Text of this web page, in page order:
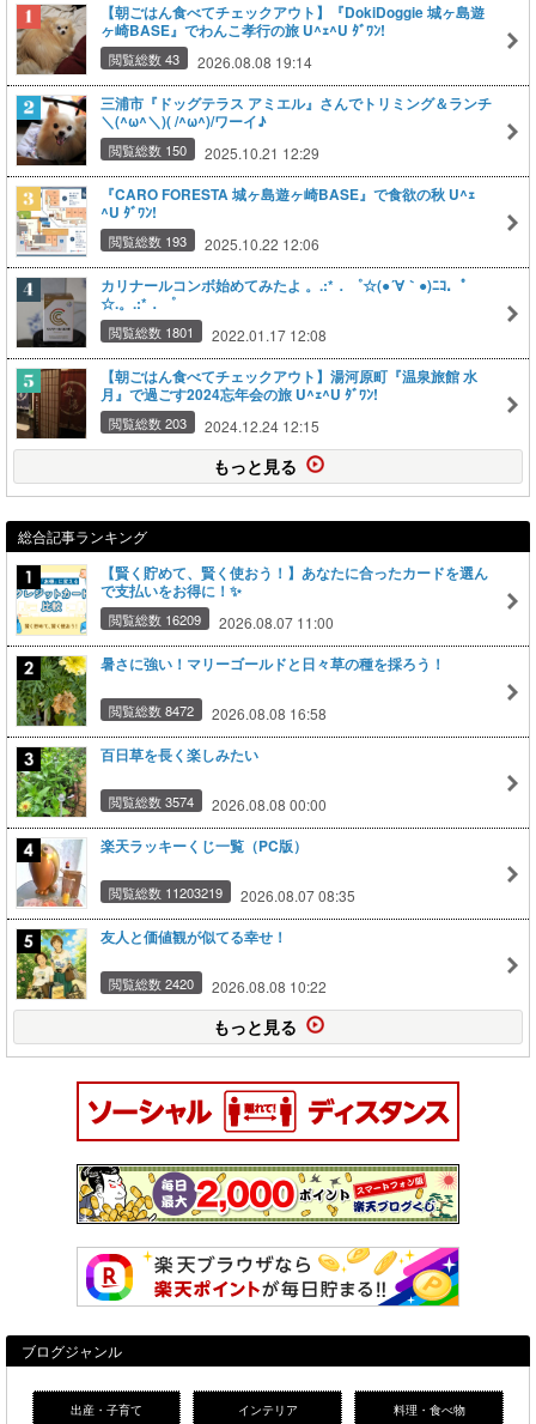
【朝ごはん食べてチェックアウト】『DokiDoggie 城ヶ島遊
ヶ崎BASE』でわんこ孝行の旅 U^ｪ^U ﾀﾞﾜﾝ!
閲覧総数 43 2026.08.08 19:14
三浦市『ドッグテラス アミエル』さんでトリミング＆ランチ
＼(^ω^＼)( /^ω^)/ワーイ♪
閲覧総数 150 2025.10.21 12:29
『CARO FORESTA 城ヶ島遊ヶ崎BASE』で食欲の秋 U^ｪ
^U ﾀﾞﾜﾝ!
閲覧総数 193 2025.10.22 12:06
カリナールコンボ始めてみたよ 。.:*．゜☆(●´∀｀●)ﾆｺ．゜
☆.。.:*．゜
閲覧総数 1801 2022.01.17 12:08
【朝ごはん食べてチェックアウト】湯河原町『温泉旅館 水
月』で過ごす2024忘年会の旅 U^ｪ^U ﾀﾞﾜﾝ!
閲覧総数 203 2024.12.24 12:15
もっと見る
総合記事ランキング
【賢く貯めて、賢く使おう！】あなたに合ったカードを選ん
で支払いをお得に！✨
閲覧総数 16209 2026.08.07 11:00
暑さに強い！マリーゴールドと日々草の種を採ろう！
閲覧総数 8472 2026.08.08 16:58
百日草を長く楽しみたい
閲覧総数 3574 2026.08.08 00:00
楽天ラッキーくじ一覧（PC版）
閲覧総数 11203219 2026.08.07 08:35
友人と価値観が似てる幸せ！
閲覧総数 2420 2026.08.08 10:22
もっと見る
ブログジャンル
出産・子育て インテリア 料理・食べ物